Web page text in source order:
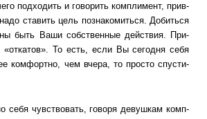
под­хо­дить и го­во­рить ком­п­ли­мент, прив­
ста­вить цель поз­на­ко­мить­ся. До­бить­ся
быть Ваши соб­с­т­вен­ные дейст­вия. При­
То есть, если Вы се­год­ня себя
ком­форт­но, чем вчера, то прос­то спус­ти­
себя чув­с­т­во­вать, говоря де­вуш­кам ком­п­